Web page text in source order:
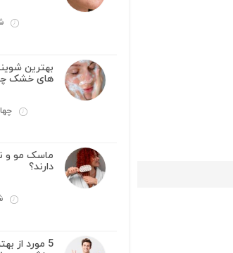
بهترین
های خشک
ماسک مو و
دارند؟
5 مورد از